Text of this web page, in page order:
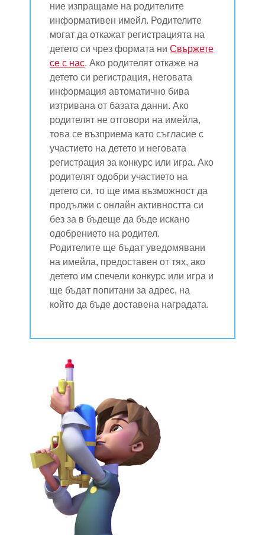
ние изпращаме на родителите
информативен имейл. Родителите
могат да откажат регистрацията на
детето си чрез формата ниСвържете
се с нас. Ако родителят откаже на
детето си регистрация, неговата
информация автоматично бива
изтривана от базата данни. Ако
родителят не отговори на имейла,
това се възприема като съгласие с
участието на детето и неговата
регистрация за конкурс или игра. Ако
родителят одобри участието на
детето си, то ще има възможност да
продължи с онлайн активността си
без за в бъдеще да бъде искано
одобрението на родител.
Родителите ще бъдат уведомявани
на имейла, предоставен от тях, ако
детето им спечели конкурс или игра и
ще бъдат попитани за адрес, на
който да бъде доставена наградата.